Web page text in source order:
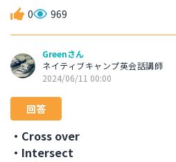
0 969
Greenさん
ネイティブキャンプ英会話講師
2024/06/11 00:00
回答
・Cross over
・Intersect